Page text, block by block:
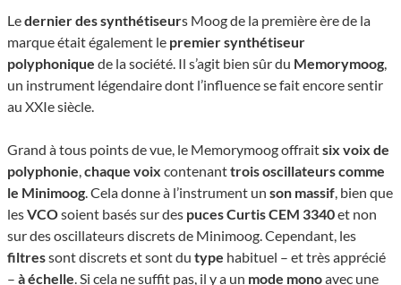
Ledernier des synthétiseurs Moog de la première ère de la
marque était également le premier synthétiseur
polyphonique de la société. Il s’agit bien sûr du Memorymoog,
un instrument légendaire dont l’influence se fait encore sentir
au XXIe siècle.
Grand à tous points de vue, le Memorymoog offraitsix voix de
polyphonie,chaque voix contenanttrois oscillateurs comme
le Minimoog. Cela donne à l’instrument un son massif, bien que
lesVCOsoient basés sur des puces Curtis CEM 3340et non
sur des oscillateurs discrets de Minimoog. Cependant, les
filtressont discrets et sont du type habituel – et très apprécié
– à échelle. Si cela ne suffit pas, il y a un mode monoavec une